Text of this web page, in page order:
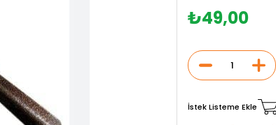
₺49,00
İstek Listeme Ekle